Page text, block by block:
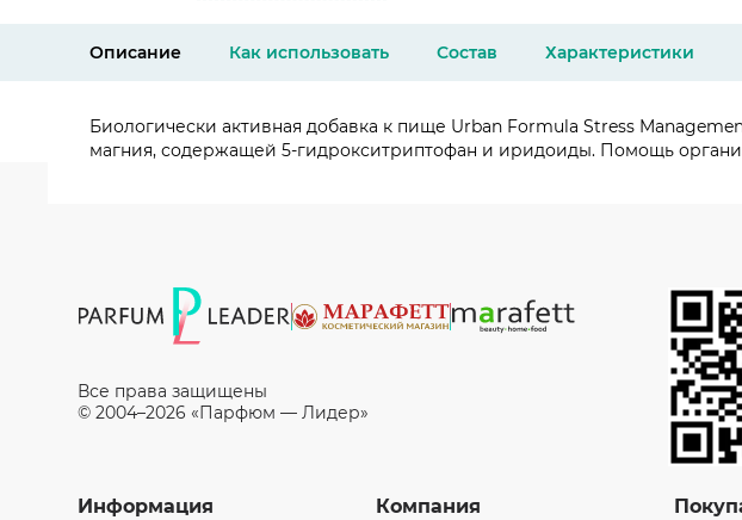
Описание Как использовать Состав Характеристики
Биологически активная добавка к пище Urban Formula Stress
магния, содержащей 5-гидрокситриптофан и иридоиды. Помощь
Все права защищены
© 2004–2026 «Парфюм — Лидер»
Информация Компания